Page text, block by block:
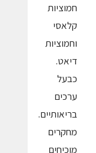
חמוציות
קלאסי
וחמוציות
דיאט.
כבעל
ערכים
בריאותיים.
מחקרים
מוכיחים